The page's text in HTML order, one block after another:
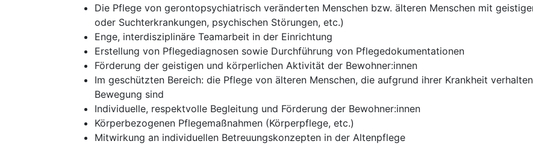
Die Pflege von gerontopsychiatrisch veränderten Menschen bzw. älteren Menschen mit
oder Suchterkrankungen, psychischen Störungen, etc.)
Enge, interdisziplinäre Teamarbeit in der Einrichtung
Erstellung von Pflegediagnosen sowie Durchführung von Pflegedokumentationen
Förderung der geistigen und körperlichen Aktivität der Bewohner:innen
Im geschützten Bereich: die Pflege von älteren Menschen, die aufgrund ihrer Krankheit
Bewegung sind
Individuelle, respektvolle Begleitung und Förderung der Bewohner:innen
Körperbezogenen Pflegemaßnahmen (Körperpflege, etc.)
Mitwirkung an individuellen Betreuungskonzepten in der Altenpflege